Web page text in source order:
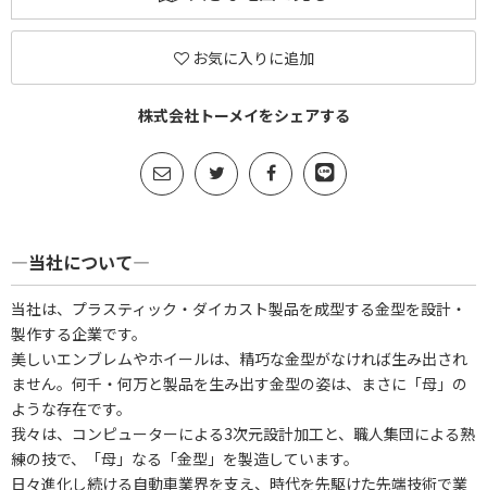
お気に入りに追加
株式会社トーメイをシェアする
―当社について―
当社は、プラスティック・ダイカスト製品を成型する金型を設計・
製作する企業です。
美しいエンブレムやホイールは、精巧な金型がなければ生み出され
ません。何千・何万と製品を生み出す金型の姿は、まさに「母」の
ような存在です。
我々は、コンピューターによる3次元設計加工と、職人集団による熟
練の技で、「母」なる「金型」を製造しています。
日々進化し続ける自動車業界を支え、時代を先駆けた先端技術で業